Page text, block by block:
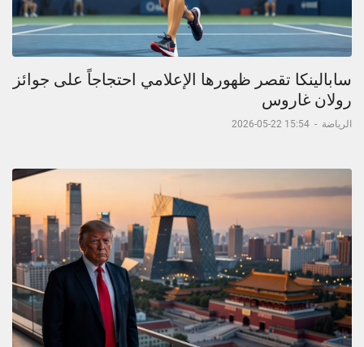
سابالينكا تقصر ظهورها الإعلامي احتجاجاً على جوائز
رولان غاروس
الرياضة -
15:54 22-05-2026